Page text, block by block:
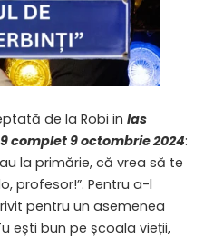
de la Robi in las
complet 9 octombrie 2024:
la primărie, că vrea să te
profesor!”. Pentru a-l
pentru un asemenea
ești bun pe școala vieții,